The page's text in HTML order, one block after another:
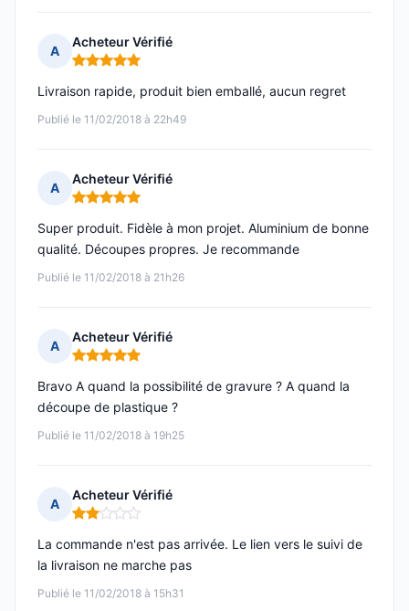
A
Acheteur Vérifié
Note : 5 sur 5
Publié le 11/02/2018 à 22h49
Livraison rapide, produit bien emballé, aucun regret
A
Acheteur Vérifié
Note : 5 sur 5
Publié le 11/02/2018 à 21h26
Super produit. Fidèle à mon projet. Aluminium de bonne
qualité. Découpes propres. Je recommande
A
Acheteur Vérifié
Note : 5 sur 5
Publié le 11/02/2018 à 19h25
Bravo A quand la possibilité de gravure ? A quand la
découpe de plastique ?
A
Acheteur Vérifié
Note : 2 sur 5
Publié le 11/02/2018 à 15h31
La commande n'est pas arrivée. Le lien vers le suivi de
la livraison ne marche pas